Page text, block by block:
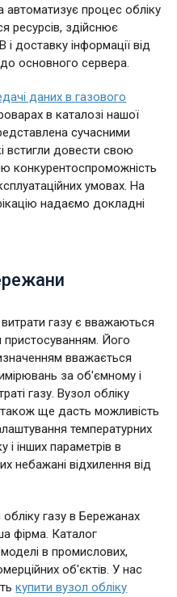
автоматизує процес обліку
ресурсів, здійснює
і доставку інформації від
основного сервера.
даних в газового
в каталозі нашої
сучасними
встигли довести свою
конкурентоспроможність
умовах. На
надаємо докладні
газу є вважаються
Його
вважається
за об'ємному і
газу. Вузол обліку
також ще дасть можливість
температурних
і інших параметрів в
небажані відхилення від
газу в Бережанах
фірма. Каталог
в промислових,
об'єктів. У нас
купити вузол обліку